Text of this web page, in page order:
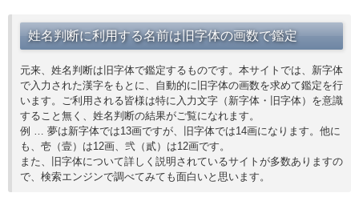
姓名判断に利用する名前は旧字体の画数で鑑定
元来、姓名判断は旧字体で鑑定するものです。本サイトでは、新字体
で入力された漢字をもとに、自動的に旧字体の画数を求めて鑑定を行
います。ご利用される皆様は特に入力文字（新字体・旧字体）を意識
すること無く、姓名判断の結果がご覧になれます。
例 … 夢は新字体では13画ですが、旧字体では14画になります。他に
も、壱（壹）は12画、弐（貳）は12画です。
また、旧字体について詳しく説明されているサイトが多数ありますの
で、検索エンジンで調べてみても面白いと思います。